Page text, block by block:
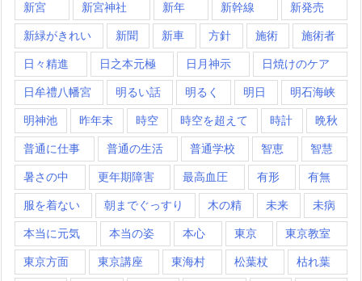
新宮 新宮神社 新年 新幹線 新発売
新緑がきれい 新聞 新車 方針 施術 施術者
日々精進 日之本元極 日月神示 日焼けのケア
日牟禮八幡宮 明るい話 明るく 明日 明石海峡
明神池 昨年末 時空 時空を超えて 時計 晩秋
普通に仕事 普通の生活 普通学校 智恵 智慧
暑さの中 更年期障害 最高血圧 有形 有無
服を着ない 朝までぐっすり 木の精 未来 未病
本当に元気 本当の姿 本心 東京 東京教室
東京方面 東京講座 東海村 松葉杖 枯れ葉